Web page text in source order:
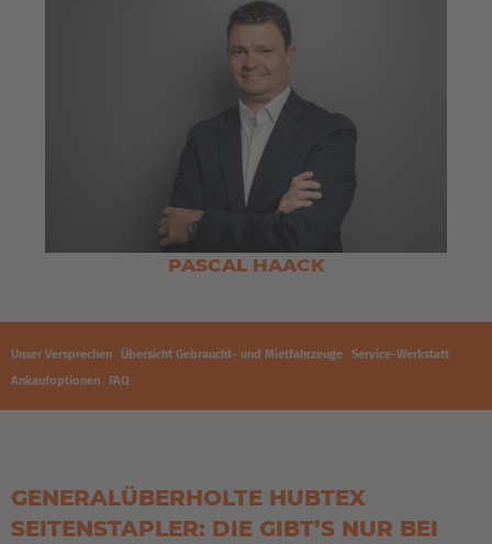
PASCAL HAACK
Unser Versprechen Übersicht Gebraucht- und Mietfahrzeuge
Service-Werkstatt
Ankaufoptionen
FAQ
GENERALÜBERHOLTE HUBTEX
SEITENSTAPLER: DIE GIBT’S NUR BEI